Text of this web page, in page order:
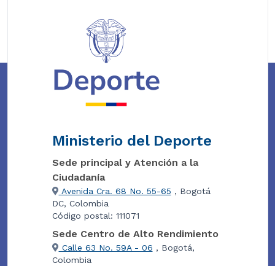
Ministerio del Deporte
Sede principal y Atención a la
Ciudadanía
Avenida Cra. 68 No. 55-65 , Bogotá
DC, Colombia
Código postal: 111071
Sede Centro de Alto Rendimiento
Calle 63 No. 59A - 06 , Bogotá,
Colombia